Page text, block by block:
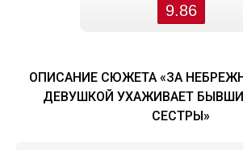
9.86
ОПИСАНИЕ СЮЖЕТА «ЗА
ДЕВУШКОЙ УХАЖИВАЕТ
СЕСТРЫ»